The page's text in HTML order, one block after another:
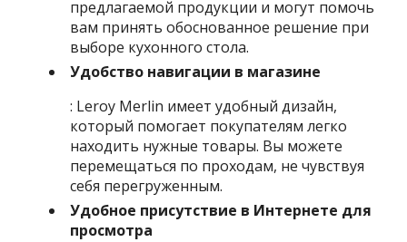
предлагаемой продукции и могут помочь
вам принять обоснованное решение при
выборе кухонного стола.
Удобство навигации в магазине
: Leroy Merlin имеет удобный дизайн,
который помогает покупателям легко
находить нужные товары. Вы можете
перемещаться по проходам, не чувствуя
себя перегруженным.
Удобное присутствие в Интернете для
просмотра